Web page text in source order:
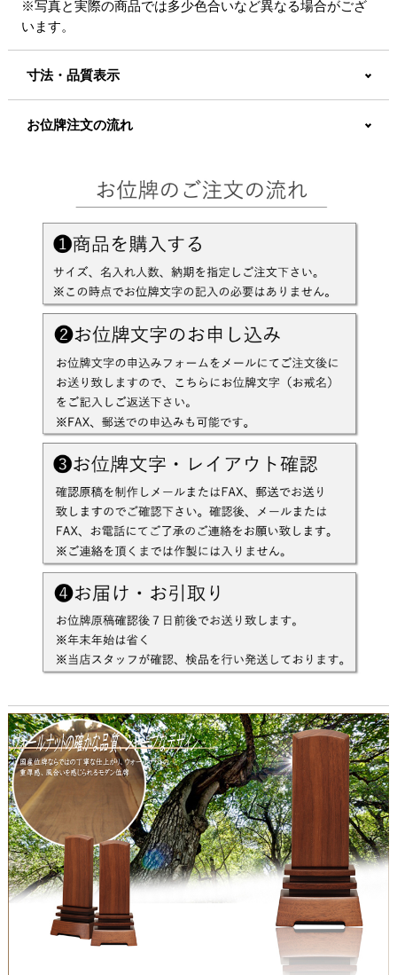
※写真と実際の商品では多少色合いなど異なる場合がござ
います。
寸法・品質表示
お位牌注文の流れ